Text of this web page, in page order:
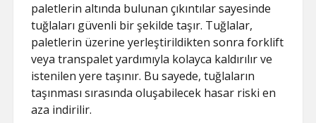
paletlerin altında bulunan çıkıntılar sayesinde
tuğlaları güvenli bir şekilde taşır. Tuğlalar,
paletlerin üzerine yerleştirildikten sonra forklift
veya transpalet yardımıyla kolayca kaldırılır ve
istenilen yere taşınır. Bu sayede, tuğlaların
taşınması sırasında oluşabilecek hasar riski en
aza indirilir.